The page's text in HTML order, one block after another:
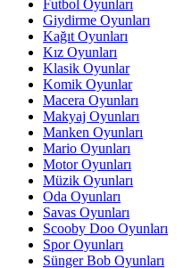
Futbol Oyunları
Giydirme Oyunları
Kağıt Oyunları
Kız Oyunları
Klasik Oyunlar
Komik Oyunlar
Macera Oyunları
Makyaj Oyunları
Manken Oyunları
Mario Oyunları
Motor Oyunları
Müzik Oyunları
Oda Oyunları
Savas Oyunları
Scooby Doo Oyunları
Spor Oyunları
Sünger Bob Oyunları